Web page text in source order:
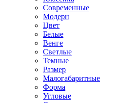
Современные
Модерн
Цвет
Белые
Венге
Светлые
Темные
Размер
Малогабаритные
Форма
Угловые